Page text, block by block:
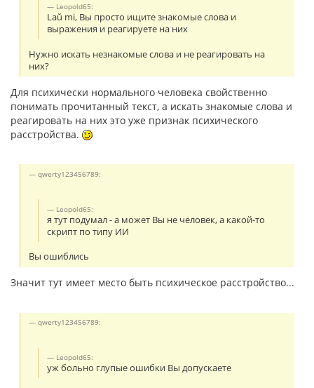
Leopold65:
Laŭ mi, Вы просто ищите знакомые слова и
выражения и реагируете на них
Нужно искать незнакомые слова и не реагировать на
них?
Для психически нормального человека свойственно
понимать прочитанный текст, а искать знакомые слова и
реагировать на них это уже признак психического
расстройства.
qwerty123456789:
Leopold65:
я тут подумал - а может Вы не человек, а какой-то
скрипт по типу ИИ
Вы ошиблись
Значит тут имеет место быть психическое расстройство...
qwerty123456789:
Leopold65:
уж больно глупые ошибки Вы допускаете